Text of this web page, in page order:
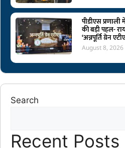
पीडीएस प्रणाली
की बड़ी पहल-
‘अन्नपूर्ति ग्रेन
August 8, 2026
Search
Recent Posts